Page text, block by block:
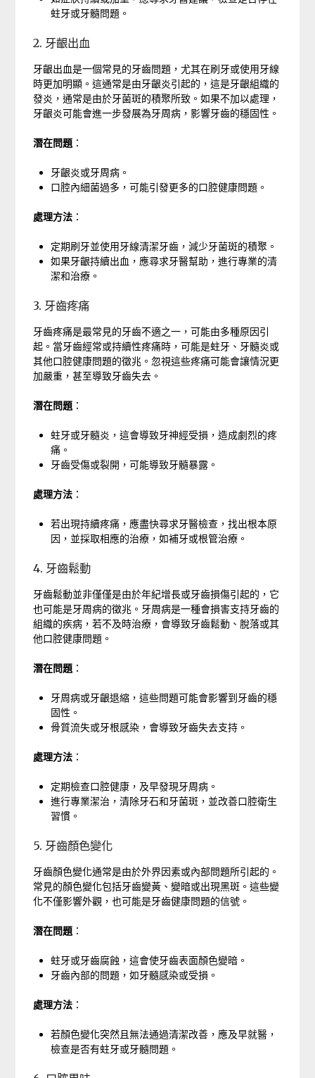
蛀牙或牙髓問題。
2. 牙齦出血
牙齦出血是一個常見的牙齒問題，尤其在刷牙或使用牙線
時更加明顯。這通常是由牙齦炎引起的，這是牙齦組織的
發炎，通常是由於牙菌斑的積聚所致。如果不加以處理，
牙齦炎可能會進一步發展為牙周病，影響牙齒的穩固性。
潛在問題 ：
牙齦炎或牙周病。
口腔內細菌過多，可能引發更多的口腔健康問題。
處理方法 ：
定期刷牙並使用牙線清潔牙齒，減少牙菌斑的積聚。
如果牙齦持續出血，應尋求牙醫幫助，進行專業的清
潔和治療。
3. 牙齒疼痛
牙齒疼痛是最常見的牙齒不適之一，可能由多種原因引
起。當牙齒經常或持續性疼痛時，可能是蛀牙、牙髓炎或
其他口腔健康問題的徵兆。忽視這些疼痛可能會讓情況更
加嚴重，甚至導致牙齒失去。
潛在問題 ：
蛀牙或牙髓炎，這會導致牙神經受損，造成劇烈的疼
痛。
牙齒受傷或裂開，可能導致牙髓暴露。
處理方法 ：
若出現持續疼痛，應盡快尋求牙醫檢查，找出根本原
因，並採取相應的治療，如補牙或根管治療。
4. 牙齒鬆動
牙齒鬆動並非僅僅是由於年紀增長或牙齒損傷引起的，它
也可能是牙周病的徵兆。牙周病是一種會損害支持牙齒的
組織的疾病，若不及時治療，會導致牙齒鬆動、脫落或其
他口腔健康問題。
潛在問題 ：
牙周病或牙齦退縮，這些問題可能會影響到牙齒的穩
固性。
骨質流失或牙根感染，會導致牙齒失去支持。
處理方法 ：
定期檢查口腔健康，及早發現牙周病。
進行專業潔治，清除牙石和牙菌斑，並改善口腔衛生
習慣。
5. 牙齒顏色變化
牙齒顏色變化通常是由於外界因素或內部問題所引起的。
常見的顏色變化包括牙齒變黃、變暗或出現黑斑。這些變
化不僅影響外觀，也可能是牙齒健康問題的信號。
潛在問題 ：
蛀牙或牙齒腐蝕，這會使牙齒表面顏色變暗。
牙齒內部的問題，如牙髓感染或受損。
處理方法 ：
若顏色變化突然且無法通過清潔改善，應及早就醫，
檢查是否有蛀牙或牙髓問題。